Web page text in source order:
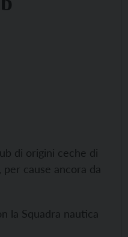
di origini ceche di
cause ancora da
la Squadra nautica